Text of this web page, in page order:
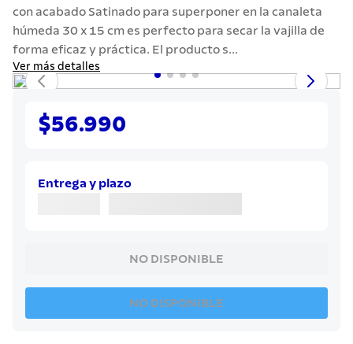
con acabado Satinado para superponer en la canaleta
húmeda 30 x 15 cm es perfecto para secar la vajilla de
forma eficaz y práctica. El producto s...
Ver más detalles
$56.990
Entrega y plazo
NO DISPONIBLE
NO DISPONIBLE
7 .
solar
cuchillo
9.
442